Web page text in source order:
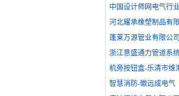
中国设计师网电气行
河北耀承橡塑制品有
蓬莱万源管业有限公司
浙江意盛通力管道系
机旁按钮盒-乐清市维
智慧消防-徽远成电气